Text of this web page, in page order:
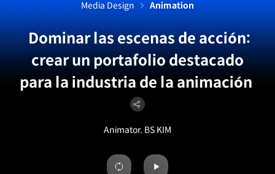
Dominar las escenas de acción:
crear un portafolio destacado
para la industria de la animación
Animator, BS KIM
Media Design Animation